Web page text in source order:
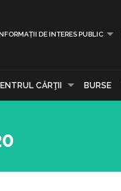
DE INTERES PUBLIC
CĂRŢII BURSE